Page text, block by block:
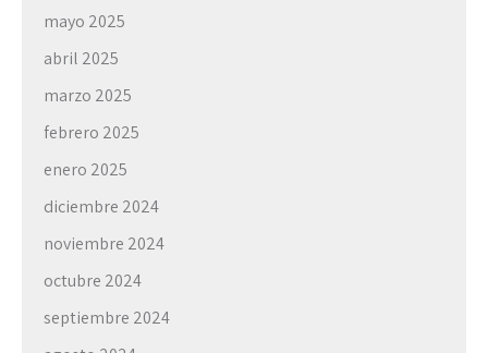
mayo 2025
abril 2025
marzo 2025
febrero 2025
enero 2025
diciembre 2024
noviembre 2024
octubre 2024
septiembre 2024